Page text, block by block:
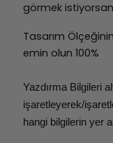
görmek
Tasarım
emin olun100%
Yazdırma Bilgileri
işaretleyerek/
hangi bilgilerin yer